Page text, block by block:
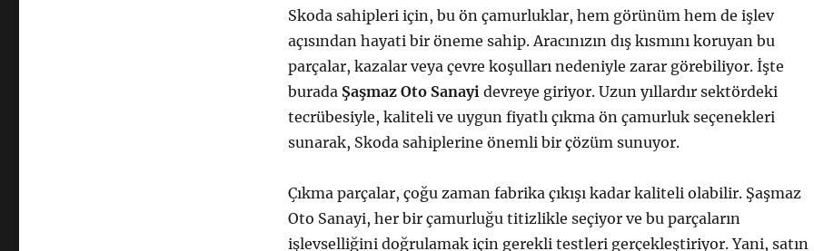
Skoda sahipleri için, bu ön çamurluklar, hem görünüm hem de işlev
açısından hayati bir öneme sahip. Aracınızın dış kısmını koruyan bu
parçalar, kazalar veya çevre koşulları nedeniyle zarar görebiliyor. İşte
burada Şaşmaz Oto Sanayidevreye giriyor. Uzun yıllardır sektördeki
tecrübesiyle, kaliteli ve uygun fiyatlı çıkma ön çamurluk seçenekleri
sunarak, Skoda sahiplerine önemli bir çözüm sunuyor.
Çıkma parçalar, çoğu zaman fabrika çıkışı kadar kaliteli olabilir. Şaşmaz
Oto Sanayi, her bir çamurluğu titizlikle seçiyor ve bu parçaların
işlevselliğini doğrulamak için gerekli testleri gerçekleştiriyor. Yani, satın